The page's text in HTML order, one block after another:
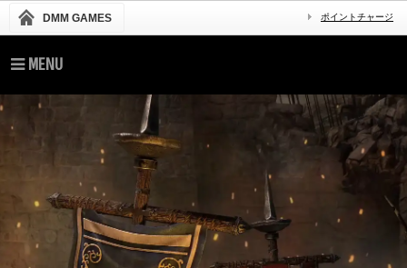
DMM GAMES ポイントチャージ
MENU